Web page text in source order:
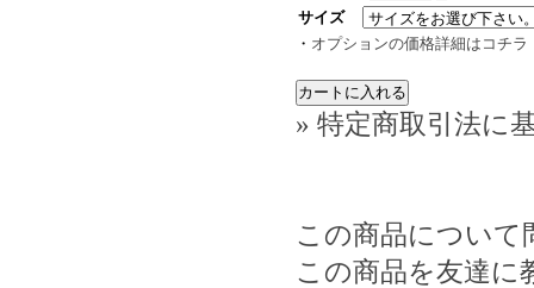
サイズ
・ オプションの価格詳細はコチラ
» 特定商取引法に
この商品について
この商品を友達に